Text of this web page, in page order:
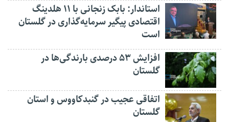
استاندار: بابک زنجانی با ۱۱ هلدینگ
اقتصادی پیگیر سرمایه‌گذاری در گلستان
است
افزایش ۵۳ درصدی بارندگی‌ها در
گلستان
اتفاقی عجیب در‌ گنبدکاووس و استان
گلستان